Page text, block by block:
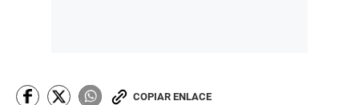
COPIAR ENLACE